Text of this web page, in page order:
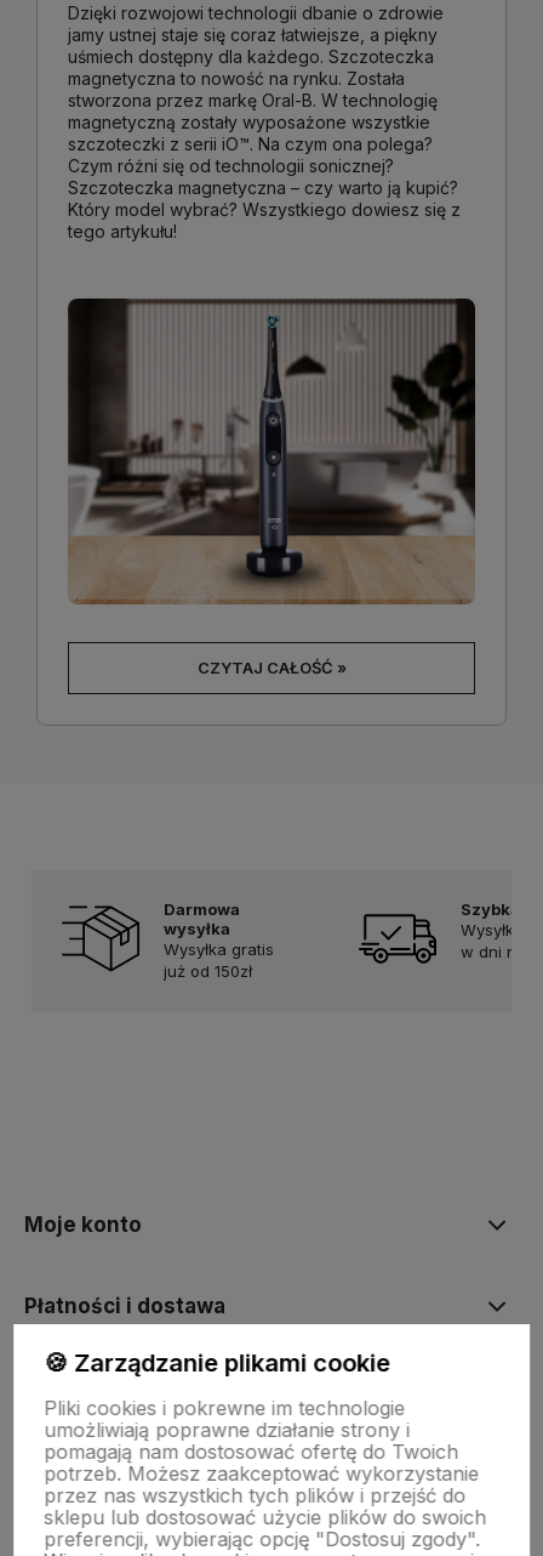
Dzięki rozwojowi technologii dbanie o zdrowie
jamy ustnej staje się coraz łatwiejsze, a piękny
uśmiech dostępny dla każdego. Szczoteczka
magnetyczna to nowość na rynku. Została
stworzona przez markę Oral-B. W technologię
magnetyczną zostały wyposażone wszystkie
szczoteczki z serii iO™. Na czym ona polega?
Czym różni się od technologii sonicznej?
Szczoteczka magnetyczna – czy warto ją kupić?
Który model wybrać? Wszystkiego dowiesz się z
tego artykułu!
CZYTAJ CAŁOŚĆ »
Darmowa
wysyłka
Wysyłka gratis
już od 150zł
Szybka
Wysyłka
w dni
Moje konto
Płatności i dostawa
Kontakt
🍪 Zarządzanie plikami cookie
Pliki cookies i pokrewne im technologie
umożliwiają poprawne działanie strony i
pomagają nam dostosować ofertę do Twoich
potrzeb. Możesz zaakceptować wykorzystanie
przez nas wszystkich tych plików i przejść do
sklepu lub dostosować użycie plików do swoich
preferencji, wybierając opcję "Dostosuj zgody".